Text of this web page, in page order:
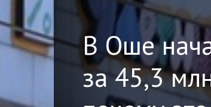
В Оше
за 45,3